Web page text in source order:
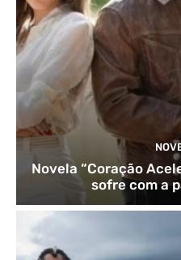
Novela “Coração
sofre com a